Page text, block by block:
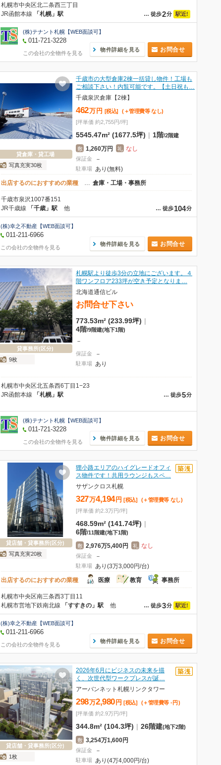
札幌市中央区北二条西三丁目
… 徒歩2分 駅近!
JR函館本線 「札幌」駅
(株)テナント札幌【WEB面談可】
011-721-3228
この会社の全物件を見る
物件詳細を見る お問合せ
貸倉庫・貸工場
写真充実30枚
千歳市の大型倉庫2棟一括貸し物件！工場も
ご相談下さい！内覧可能です。【土日祝も…
千歳泉沢倉庫【2棟】
462万 円 [税込] (＋管理費等 なし)
[坪単価 約2,755円/坪]
5545.47m² (1677.5坪) | 1階/2階建
敷 1,260万円 礼 なし
保証金 －
駐車場 あり(無料)
出店するのにおすすめの業種
… 倉庫・工場・事務所
千歳市泉沢1007番151
… 徒歩104分
JR千歳線 「千歳」駅 他
(株)幸之不動産【WEB面談可】
011-211-6966
この会社の全物件を見る
物件詳細を見る お問合せ
貸事務所(区分)
9枚
札幌駅より徒歩3分の立地にございます。４
階ワンフロア233坪が空き予定となりま…
北海道通信ビル
お問合せ下さい
773.53m² (233.99坪) |
4階/9階建(地下1階)
－
保証金 －
駐車場 あり
札幌市中央区北五条西6丁目1−23
… 徒歩5分
JR函館本線 「札幌」駅
(株)テナント札幌【WEB面談可】
011-721-3228
この会社の全物件を見る
物件詳細を見る お問合せ
貸店舗・貸事務所(区分)
写真充実20枚
狸小路エリアのハイグレードオフィ
ス物件です！共用ラウンジもスペ…
サザンクロス札幌
327万4,194円 [税込] (＋管理費等 なし)
[坪単価 約2.3万円/坪]
468.59m² (141.74坪) |
6階/11階建(地下1階)
敷 2,976万5,400円 礼 なし
保証金 －
駐車場 あり(3万3,000円/台)
出店するのにおすすめの業種
医療 教育 事務所
札幌市中央区南三条西3丁目11
… 徒歩3分 駅近!
札幌市営地下鉄南北線 「すすきの」駅 他
(株)幸之不動産【WEB面談可】
011-211-6966
この会社の全物件を見る
物件詳細を見る お問合せ
貸店舗・貸事務所(区分)
1枚
2026年6月にビジネスの未来を描
く、次世代型ワークプレスが誕…
アーバンネット札幌リンクタワー
298万2,980 円 [税込] (＋管理費等 - 円 )
[坪単価 約2.9万円/坪]
344.8m² (104.3坪) | 26階建(地下2階)
敷 3,254万1,600円
保証金 －
駐車場 あり(4万4,000円/台)